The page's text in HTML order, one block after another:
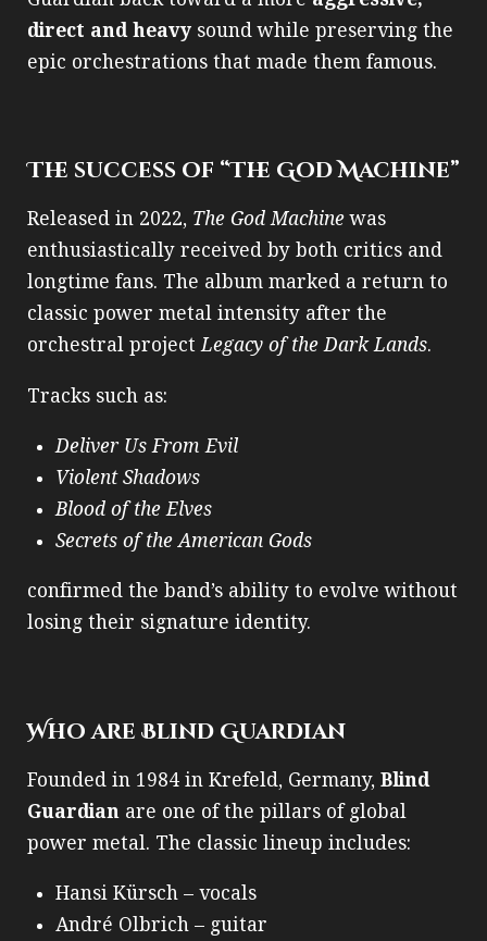
direct and heavy sound while preserving the
epic orchestrations that made them famous.
The success of “The God Machine”
Released in 2022, The God Machine was
enthusiastically received by both critics and
longtime fans. The album marked a return to
classic power metal intensity after the
orchestral projectLegacy of the Dark Lands.
Tracks such as:
Deliver Us From Evil
Violent Shadows
Blood of the Elves
Secrets of the American Gods
confirmed the band’s ability to evolve without
losing their signature identity.
Who are Blind Guardian
Founded in 1984 in Krefeld, Germany, Blind
Guardian are one of the pillars of global
power metal. The classic lineup includes:
Hansi Kürsch – vocals
André Olbrich – guitar